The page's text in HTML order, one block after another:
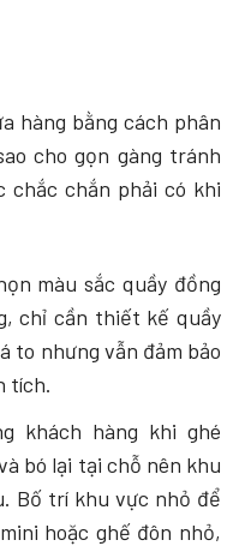
hàng bằng cách phân
cho gọn gàng tránh
chắc chắn phải có khi
màu sắc quầy đồng
chỉ cần thiết kế quầy
to nhưng vẫn đảm bảo
tích.
khách hàng khi ghé
bó lại tại chỗ nên khu
Bố trí khu vực nhỏ để
hoặc ghế đôn nhỏ,